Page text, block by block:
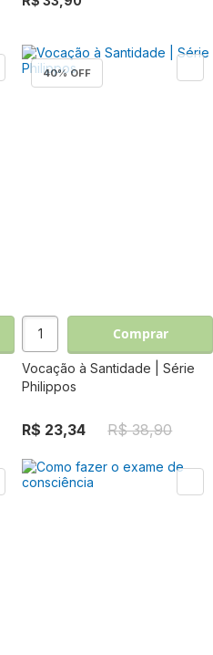
40% OFF
Comprar
Vocação à Santidade | Série
Philippos
R$ 23,34 R$ 38,90